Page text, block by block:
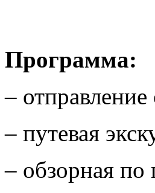
Программа:
–
– путевая
– обзорная по